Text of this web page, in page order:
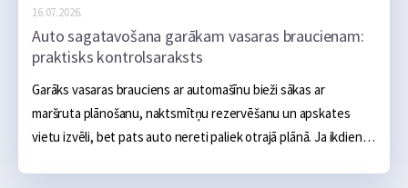
16.07.2026.
Auto sagatavošana garākam vasaras braucienam:
praktisks kontrolsaraksts
Garāks vasaras brauciens ar automašīnu bieži sākas ar
maršruta plānošanu, naktsmītņu rezervēšanu un apskates
vietu izvēli, bet pats auto nereti paliek otrajā plānā. Ja ikdienā